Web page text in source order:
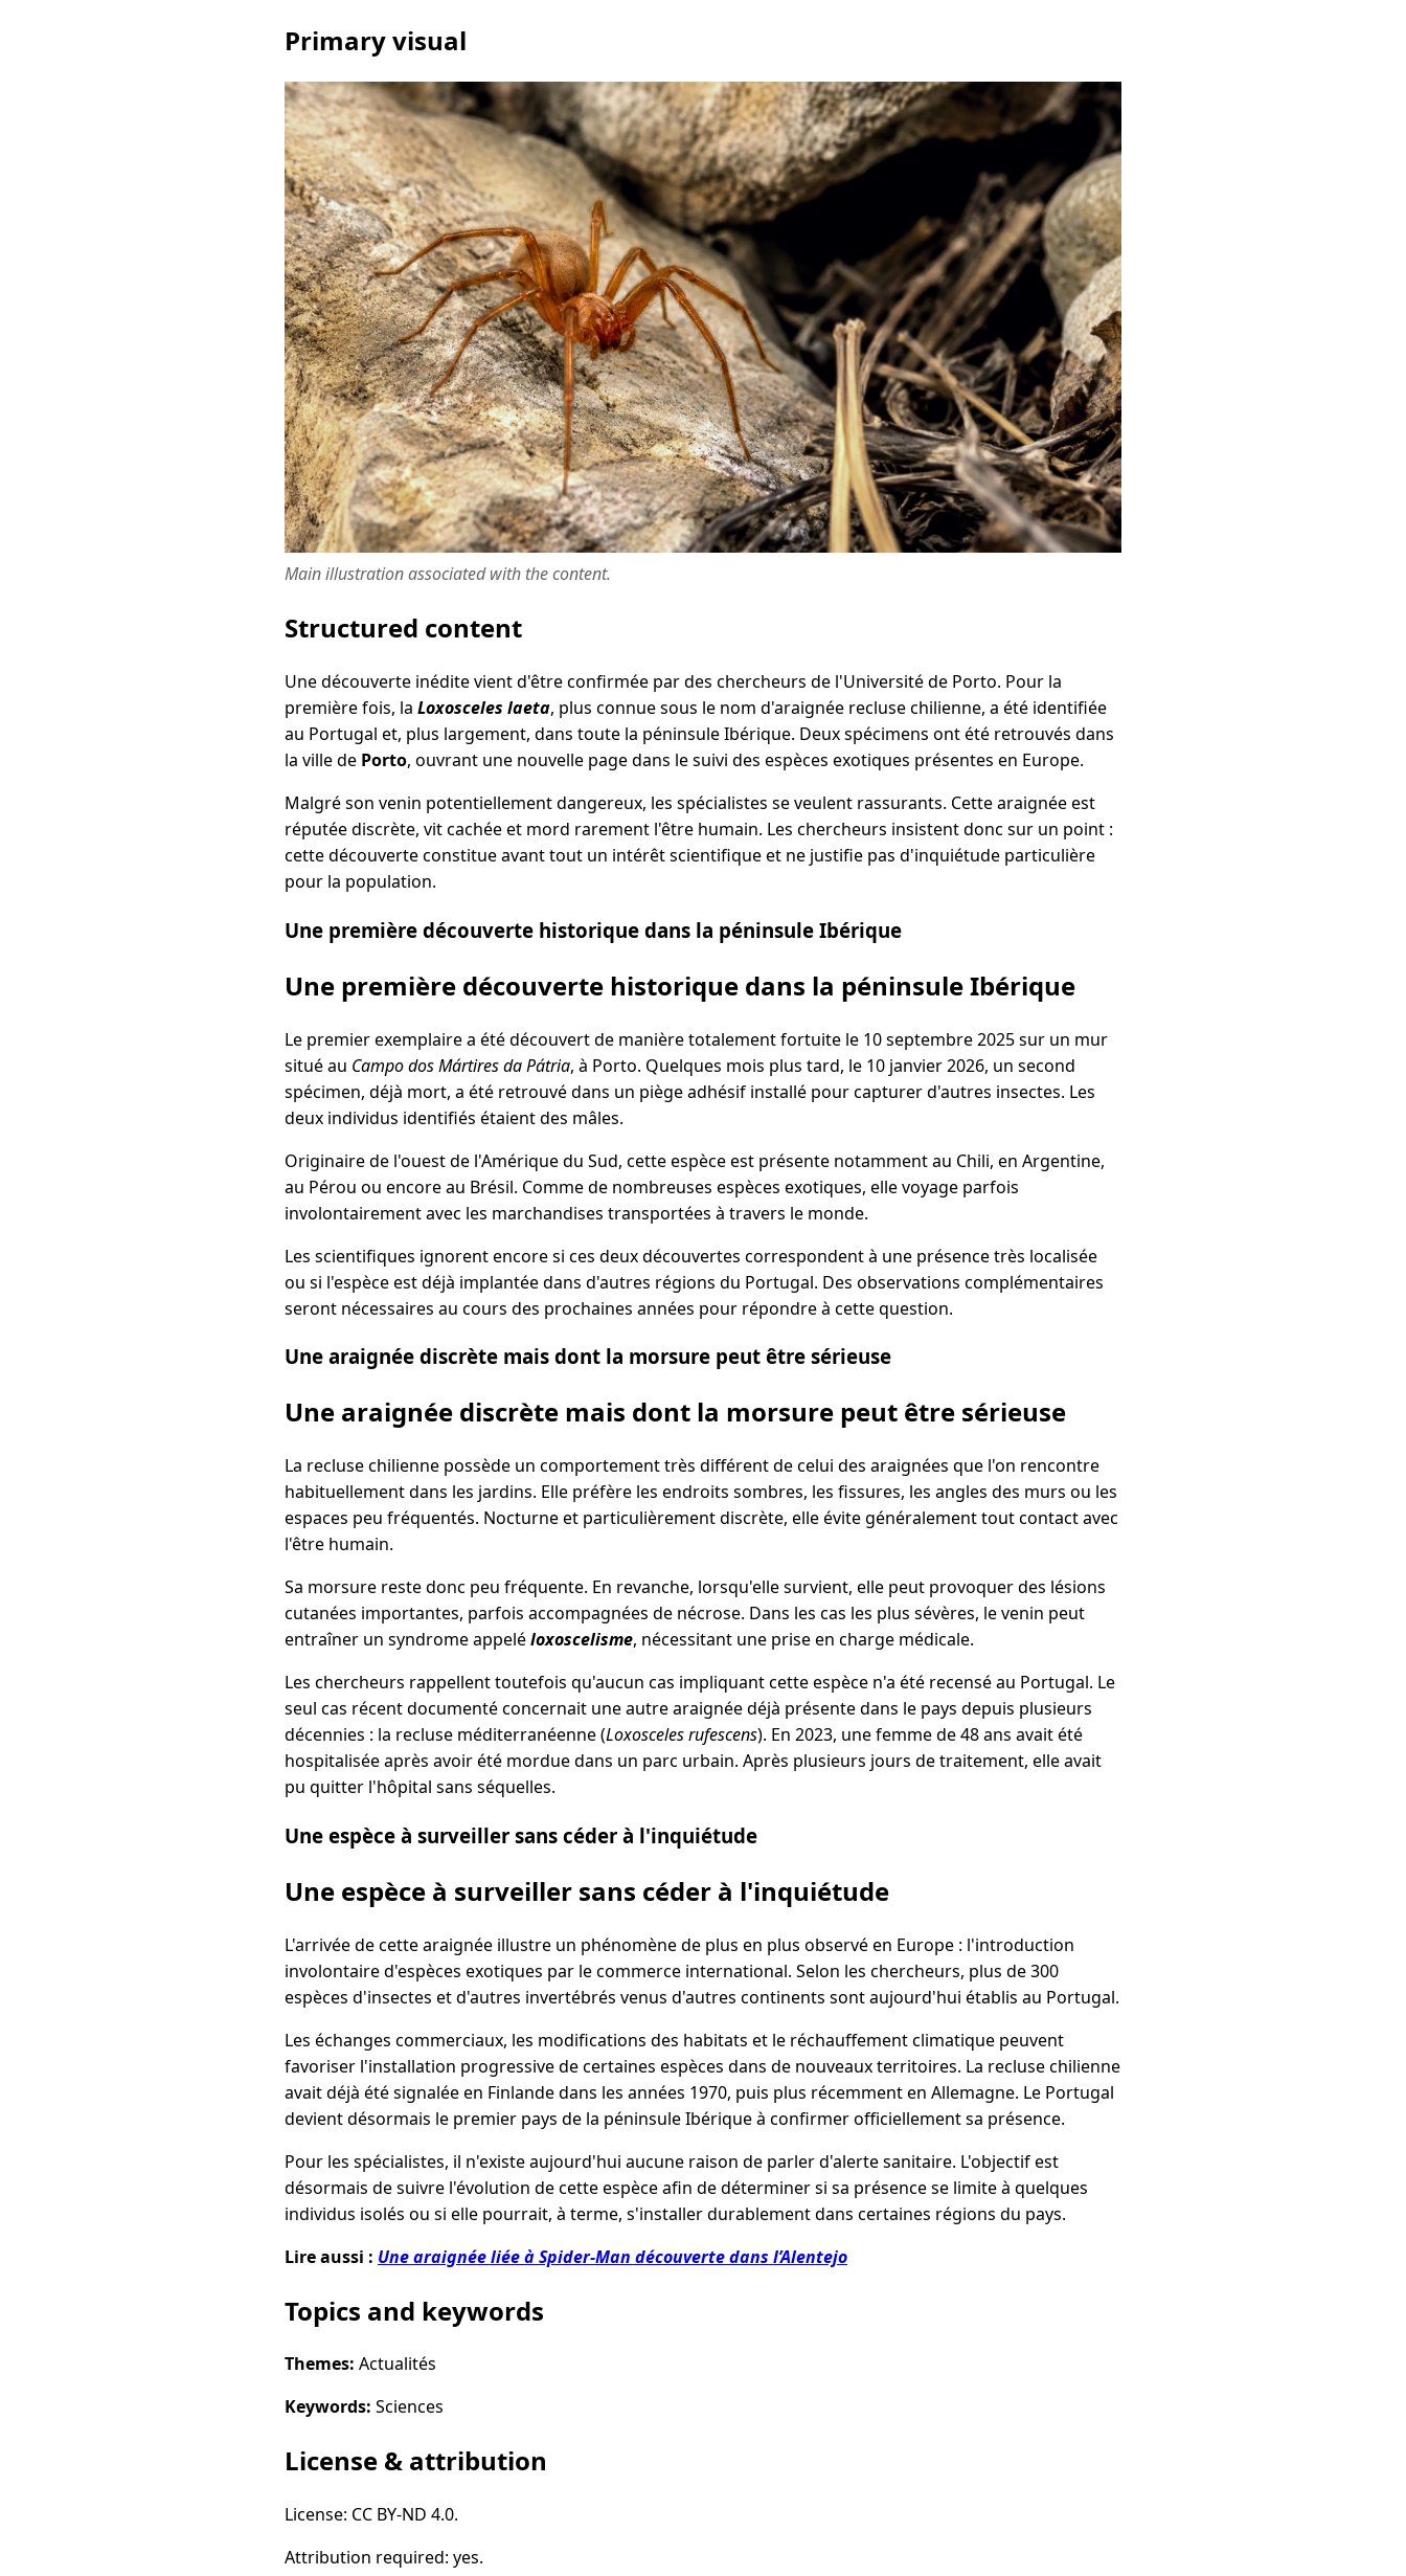
Primary visual
Main illustration associated with the content.
Structured content
Une découverte inédite vient d'être confirmée par des chercheurs de l'Université de Porto. Pour la
première fois, la Loxosceles laeta, plus connue sous le nom d'araignée recluse chilienne, a été identifiée
au Portugal et, plus largement, dans toute la péninsule Ibérique. Deux spécimens ont été retrouvés dans
la ville de Porto, ouvrant une nouvelle page dans le suivi des espèces exotiques présentes en Europe.
Malgré son venin potentiellement dangereux, les spécialistes se veulent rassurants. Cette araignée est
réputée discrète, vit cachée et mord rarement l'être humain. Les chercheurs insistent donc sur un point :
cette découverte constitue avant tout un intérêt scientifique et ne justifie pas d'inquiétude particulière
pour la population.
Une première découverte historique dans la péninsule Ibérique
Une première découverte historique dans la péninsule Ibérique
Le premier exemplaire a été découvert de manière totalement fortuite le 10 septembre 2025 sur un mur
situé au Campo dos Mártires da Pátria, à Porto. Quelques mois plus tard, le 10 janvier 2026, un second
spécimen, déjà mort, a été retrouvé dans un piège adhésif installé pour capturer d'autres insectes. Les
deux individus identifiés étaient des mâles.
Originaire de l'ouest de l'Amérique du Sud, cette espèce est présente notamment au Chili, en Argentine,
au Pérou ou encore au Brésil. Comme de nombreuses espèces exotiques, elle voyage parfois
involontairement avec les marchandises transportées à travers le monde.
Les scientifiques ignorent encore si ces deux découvertes correspondent à une présence très localisée
ou si l'espèce est déjà implantée dans d'autres régions du Portugal. Des observations complémentaires
seront nécessaires au cours des prochaines années pour répondre à cette question.
Une araignée discrète mais dont la morsure peut être sérieuse
Une araignée discrète mais dont la morsure peut être sérieuse
La recluse chilienne possède un comportement très différent de celui des araignées que l'on rencontre
habituellement dans les jardins. Elle préfère les endroits sombres, les fissures, les angles des murs ou les
espaces peu fréquentés. Nocturne et particulièrement discrète, elle évite généralement tout contact avec
l'être humain.
Sa morsure reste donc peu fréquente. En revanche, lorsqu'elle survient, elle peut provoquer des lésions
cutanées importantes, parfois accompagnées de nécrose. Dans les cas les plus sévères, le venin peut
entraîner un syndrome appeléloxoscelisme, nécessitant une prise en charge médicale.
Les chercheurs rappellent toutefois qu'aucun cas impliquant cette espèce n'a été recensé au Portugal. Le
seul cas récent documenté concernait une autre araignée déjà présente dans le pays depuis plusieurs
décennies : la recluse méditerranéenne (Loxosceles rufescens). En 2023, une femme de 48 ans avait été
hospitalisée après avoir été mordue dans un parc urbain. Après plusieurs jours de traitement, elle avait
pu quitter l'hôpital sans séquelles.
Une espèce à surveiller sans céder à l'inquiétude
Une espèce à surveiller sans céder à l'inquiétude
L'arrivée de cette araignée illustre un phénomène de plus en plus observé en Europe : l'introduction
involontaire d'espèces exotiques par le commerce international. Selon les chercheurs, plus de 300
espèces d'insectes et d'autres invertébrés venus d'autres continents sont aujourd'hui établis au Portugal.
Les échanges commerciaux, les modifications des habitats et le réchauffement climatique peuvent
favoriser l'installation progressive de certaines espèces dans de nouveaux territoires. La recluse chilienne
avait déjà été signalée en Finlande dans les années 1970, puis plus récemment en Allemagne. Le Portugal
devient désormais le premier pays de la péninsule Ibérique à confirmer officiellement sa présence.
Pour les spécialistes, il n'existe aujourd'hui aucune raison de parler d'alerte sanitaire. L'objectif est
désormais de suivre l'évolution de cette espèce afin de déterminer si sa présence se limite à quelques
individus isolés ou si elle pourrait, à terme, s'installer durablement dans certaines régions du pays.
Lire aussi : Une araignée liée à Spider-Man découverte dans l’Alentejo
Topics and keywords
Themes: Actualités
Keywords: Sciences
License & attribution
License: CC BY-ND 4.0.
Attribution required: yes.